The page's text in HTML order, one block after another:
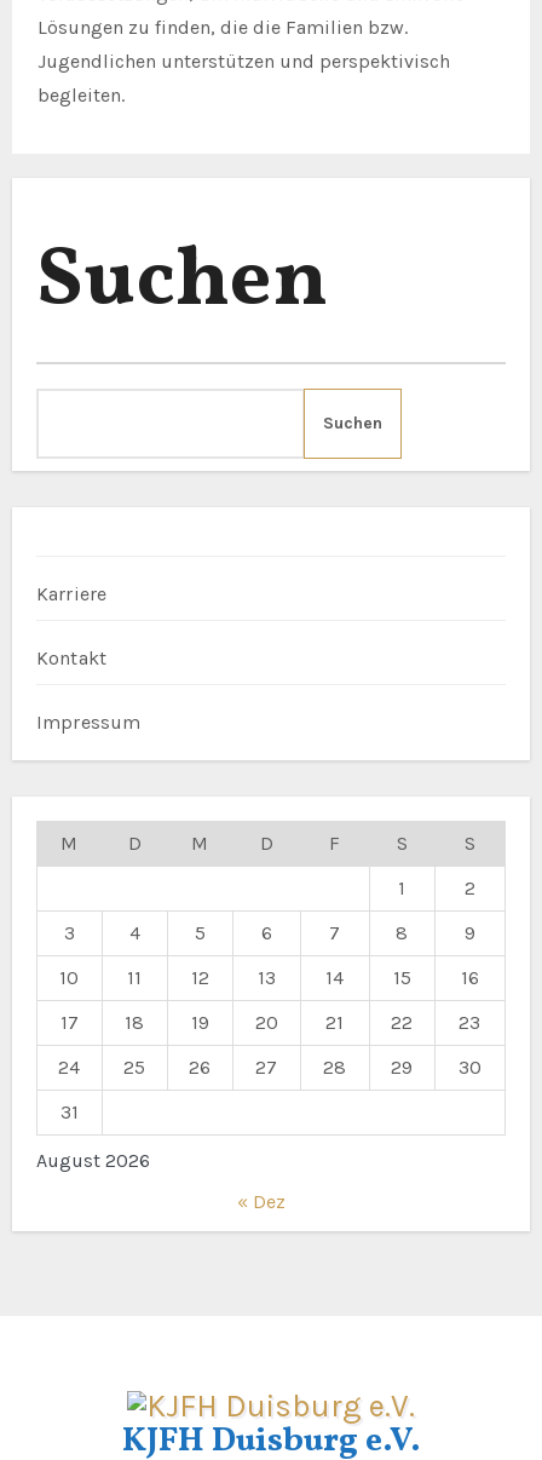
Lösungen zu finden, die die Familien bzw.
Jugendlichen unterstützen und perspektivisch
begleiten.
Suchen
Suchen
Karriere
Kontakt
Impressum
August 2026
M D M D F S
S
1
2
3
4 5 6 7 8
9
10
11 12 13 14 15
16
17
18 19 20 21 22
23
24
25 26 27 28 29
30
31
« Dez
KJFH Duisburg e.V.